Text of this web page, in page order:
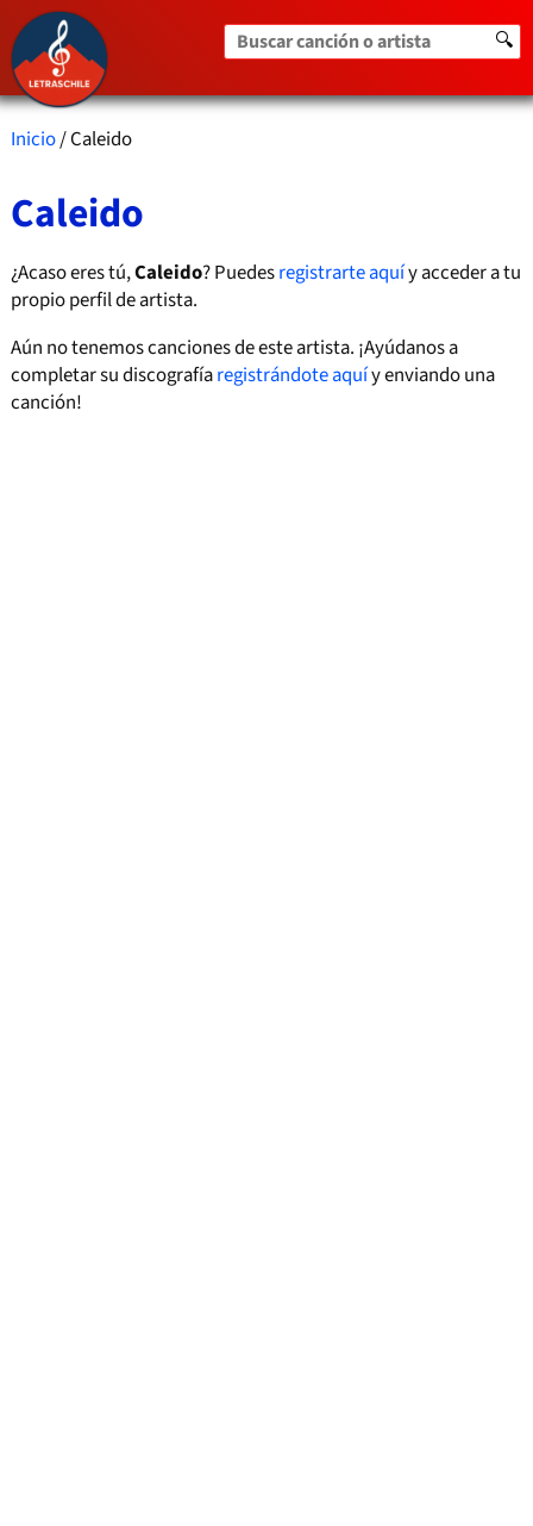
Buscar canción o artista 🔍
Inicio/ Caleido
Caleido
¿Acaso eres tú,Caleido? Puedesregistrarte aquíy acceder a tu
propio perfil de artista.
Aún no tenemos canciones de este artista. ¡Ayúdanos a
completar su discografíaregistrándote aquíy enviando una
canción!